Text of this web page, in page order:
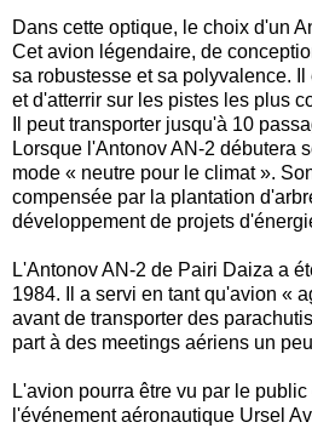
Dans cette optique, le choix d'un
Cet avion légendaire, de
sa robustesse et sa polyvalence.
et d'atterrir sur les pistes les plus
Il peut transporter jusqu'à 10
Lorsque l'Antonov AN-2 débutera
mode « neutre pour le climat ».
compensée par la plantation
développement de projets
L'Antonov AN-2 de Pairi Daiza a
1984. Il a servi en tant qu'avion «
avant de transporter des
part à des meetings aériens un
L'avion pourra être vu par le
l'événement aéronautique Ursel